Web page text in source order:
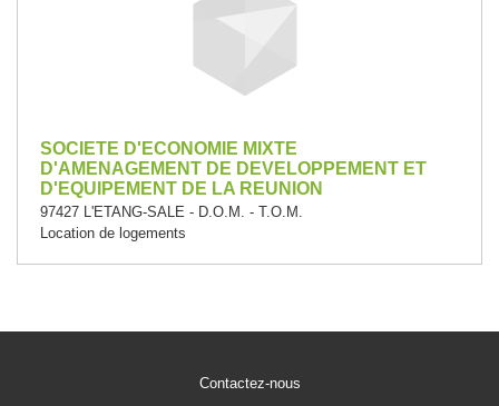
SOCIETE D'ECONOMIE MIXTE
D'AMENAGEMENT DE DEVELOPPEMENT ET
D'EQUIPEMENT DE LA REUNION
97427 L'ETANG-SALE - D.O.M. - T.O.M.
Location de logements
Contactez-nous